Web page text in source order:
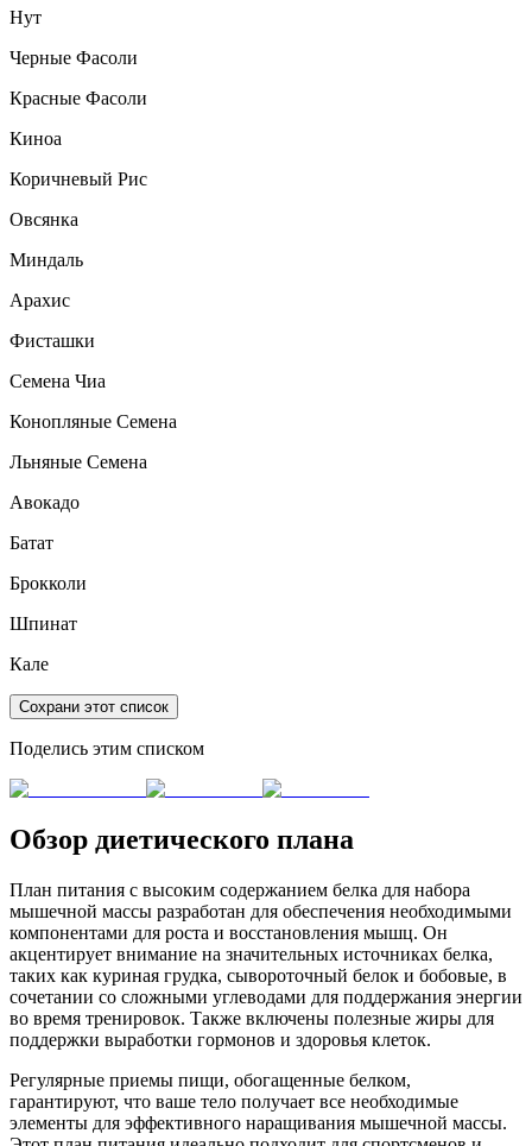
Нут
Черные Фасоли
Красные Фасоли
Киноа
Коричневый Рис
Овсянка
Миндаль
Арахис
Фисташки
Семена Чиа
Конопляные Семена
Льняные Семена
Авокадо
Батат
Брокколи
Шпинат
Кале
Сохрани этот список
Поделись этим списком
Обзор диетического плана
План питания с высоким содержанием белка для набора
мышечной массы разработан для обеспечения необходимыми
компонентами для роста и восстановления мышц. Он
акцентирует внимание на значительных источниках белка,
таких как куриная грудка, сывороточный белок и бобовые, в
сочетании со сложными углеводами для поддержания энергии
во время тренировок. Также включены полезные жиры для
поддержки выработки гормонов и здоровья клеток.
Регулярные приемы пищи, обогащенные белком,
гарантируют, что ваше тело получает все необходимые
элементы для эффективного наращивания мышечной массы.